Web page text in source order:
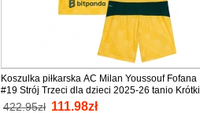
Koszulka piłkarska AC Milan Youssouf Fofana
#19 Strój Trzeci dla dzieci 2025-26 tanio Krótki
Rękaw (+ Krótkie spodenki)
422.95zł 111.98zł